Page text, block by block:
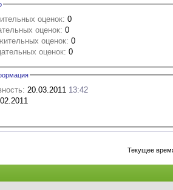
оценок: 0
оценок: 0
оценок: 0
оценок: 0
20.03.2011 13:42
Текущее